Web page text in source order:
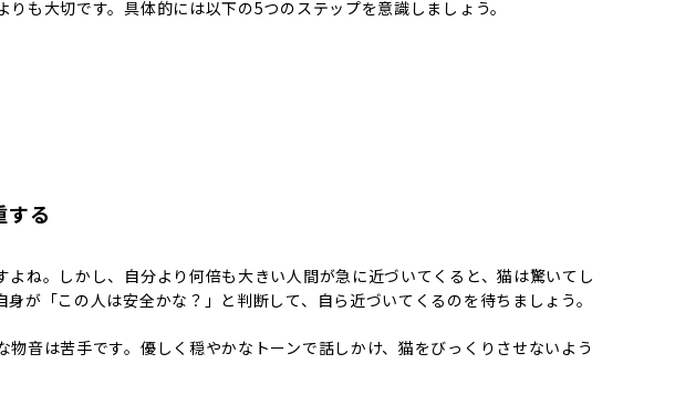
も大切です。具体的には以下の5つのステップを意識しましょう。
する
ね。しかし、自分より何倍も大きい人間が急に近づいてくると、猫は驚いてし
が「この人は安全かな？」と判断して、自ら近づいてくるのを待ちましょう。
音は苦手です。優しく穏やかなトーンで話しかけ、猫をびっくりさせないよう